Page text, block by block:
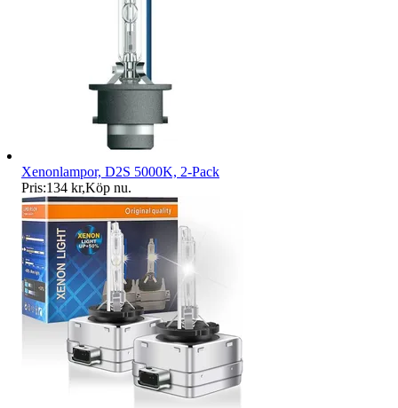
Xenonlampor, D2S 5000K, 2-Pack
Pris:134 kr,Köp nu.